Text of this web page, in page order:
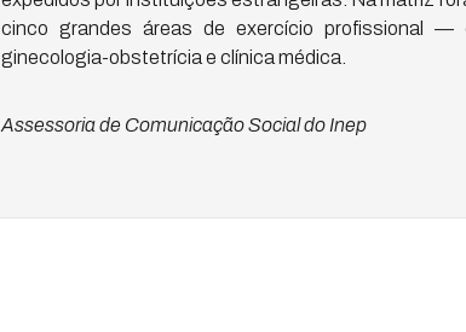
cinco grandes áreas de exercício profissional —
ginecologia-obstetrícia e clínica médica.
Assessoria de Comunicação Social do Inep